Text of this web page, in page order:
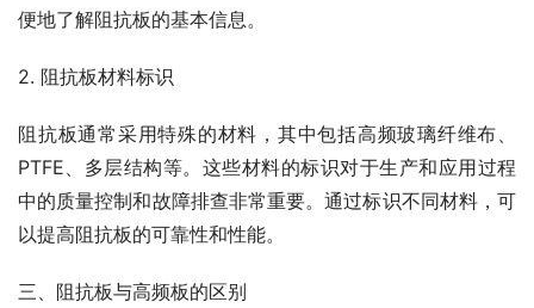
便地了解阻抗板的基本信息。
2. 阻抗板材料标识
阻抗板通常采用特殊的材料，其中包括高频玻璃纤维布、
PTFE、多层结构等。这些材料的标识对于生产和应用过程
中的质量控制和故障排查非常重要。通过标识不同材料，可
以提高阻抗板的可靠性和性能。
三、阻抗板与高频板的区别